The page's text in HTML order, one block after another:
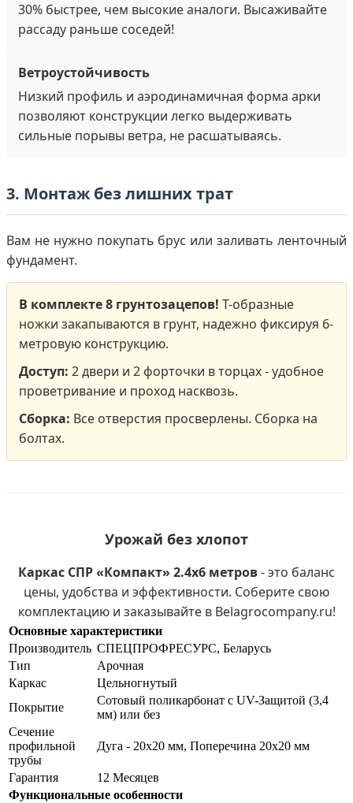
30% быстрее, чем высокие аналоги. Высаживайте
рассаду раньше соседей!
Ветроустойчивость
Низкий профиль и аэродинамичная форма арки
позволяют конструкции легко выдерживать
сильные порывы ветра, не расшатываясь.
3. Монтаж без лишних трат
Вам не нужно покупать брус или заливать ленточный
фундамент.
В комплекте 8 грунтозацепов! Т-образные
ножки закапываются в грунт, надежно фиксируя 6-
метровую конструкцию.
Доступ: 2 двери и 2 форточки в торцах - удобное
проветривание и проход насквозь.
Сборка: Все отверстия просверлены. Сборка на
болтах.
Урожай без хлопот
Каркас СПР «Компакт» 2.4х6 метров- это баланс
цены, удобства и эффективности. Соберите свою
комплектацию и заказывайте в Belagrocompany.ru!
Основные характеристики
Производитель СПЕЦПРОФРЕСУРС, Беларусь
Тип
Арочная
Каркас
Цельногнутый
Покрытие
Сотовый поликарбонат с UV-Защитой (3,4
мм) или без
Сечение
профильной
трубы
Дуга - 20х20 мм, Поперечина 20х20 мм
Гарантия
12 Месяцев
Функциональные особенности